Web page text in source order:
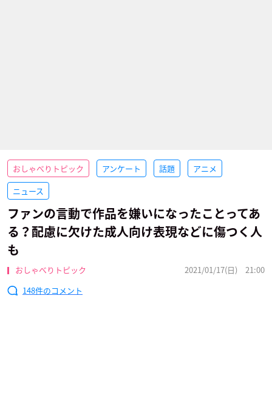
おしゃべりトピック アンケート 話題
アニメ
ニュース
ファンの言動で作品を嫌いになったことってあ
る？配慮に欠けた成人向け表現などに傷つく人
も
おしゃべりトピック
2021/01/17(日) 21:00
148